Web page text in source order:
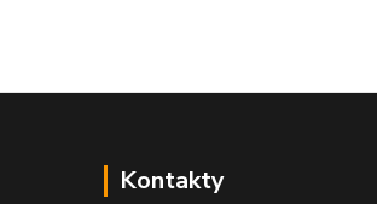
Kontakty